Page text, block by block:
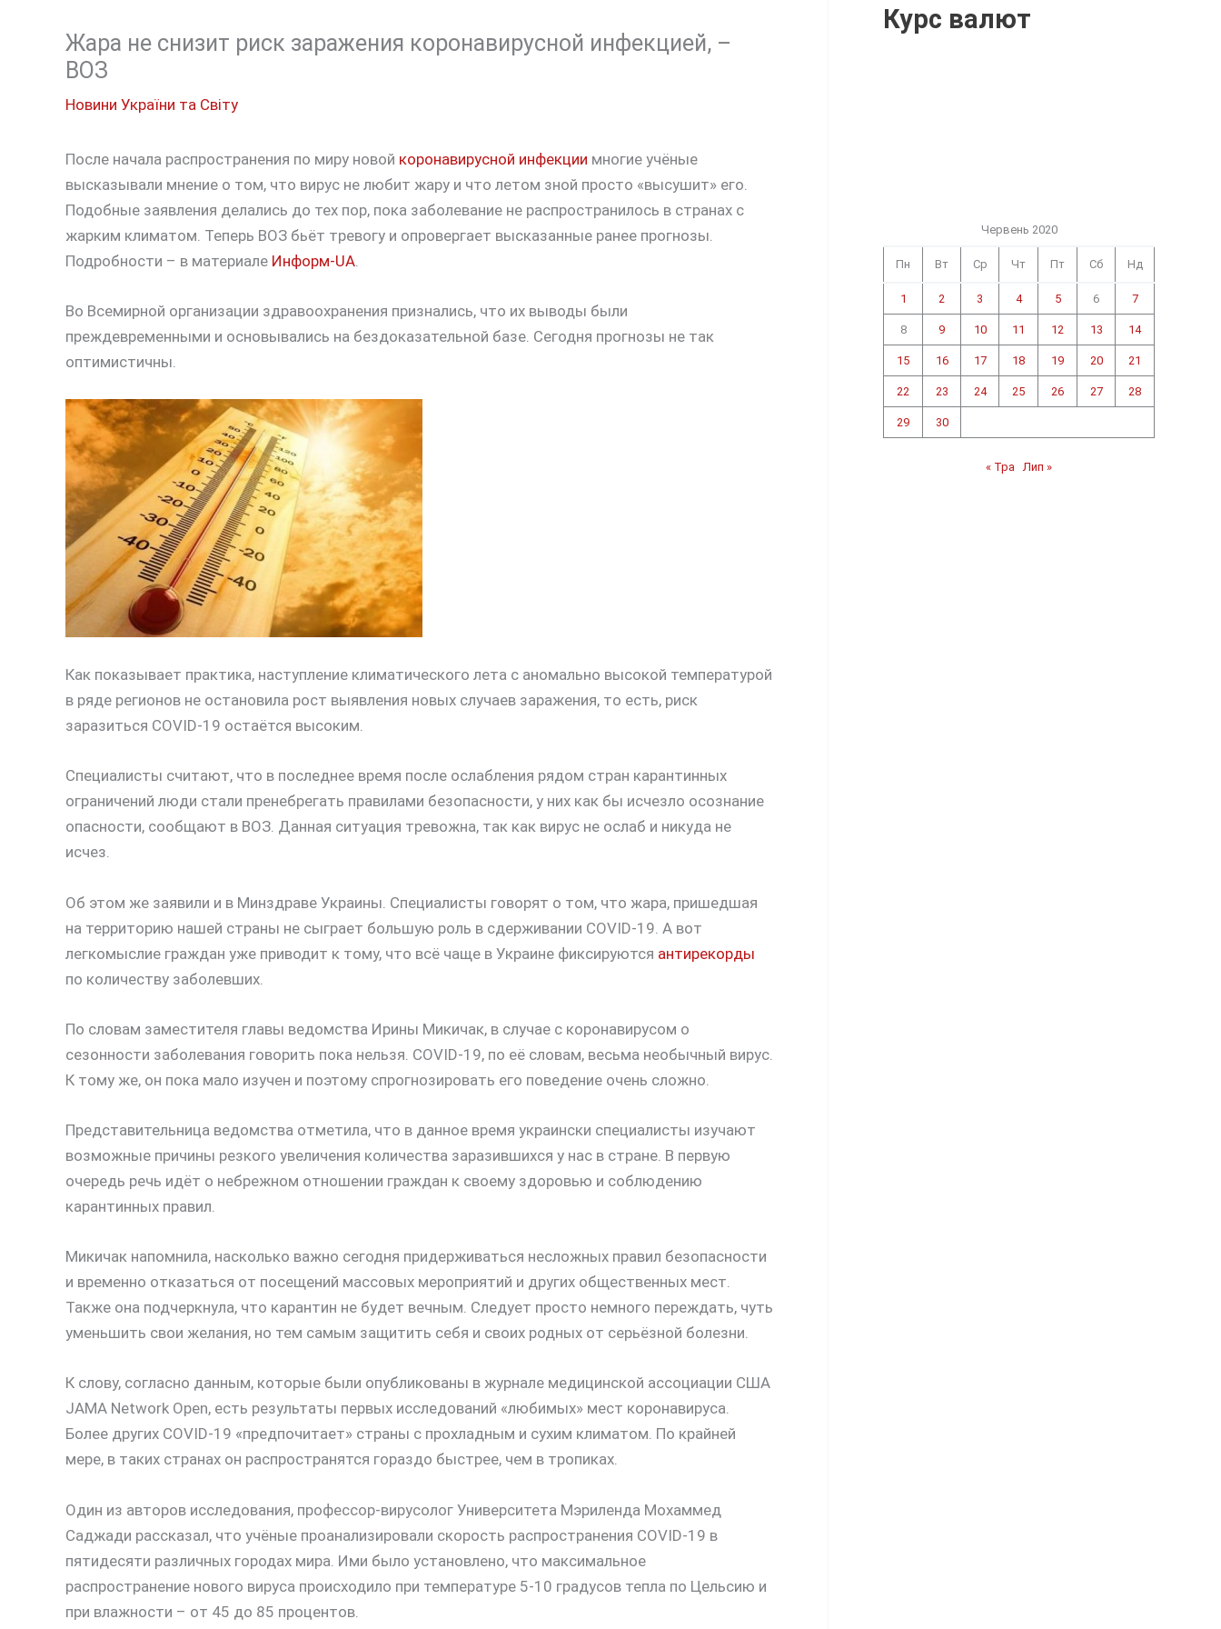
Жара не снизит риск заражения коронавирусной инфекцией, –
ВОЗ
Новини України та Світу
После начала распространения по миру новой коронавирусной инфекции многие учёные
высказывали мнение о том, что вирус не любит жару и что летом зной просто «высушит» его.
Подобные заявления делались до тех пор, пока заболевание не распространилось в странах с
жарким климатом. Теперь ВОЗ бьёт тревогу и опровергает высказанные ранее прогнозы.
Подробности – в материале Информ-UA
Во Всемирной организации здравоохранения признались, что их выводы были
преждевременными и основывались на бездоказательной базе. Сегодня прогнозы не так
оптимистичны.
Как показывает практика, наступление климатического лета с аномально высокой температурой
в ряде регионов не остановила рост выявления новых случаев заражения, то есть, риск
заразиться COVID-19 остаётся высоким.
Специалисты считают, что в последнее время после ослабления рядом стран карантинных
ограничений люди стали пренебрегать правилами безопасности, у них как бы исчезло осознание
опасности, сообщают в ВОЗ. Данная ситуация тревожна, так как вирус не ослаб и никуда не
исчез.
Об этом же заявили и в Минздраве Украины. Специалисты говорят о том, что жара, пришедшая
на территорию нашей страны не сыграет большую роль в сдерживании COVID-19. А вот
легкомыслие граждан уже приводит к тому, что всё чаще в Украине фиксируются антирекорды
по количеству заболевших.
По словам заместителя главы ведомства Ирины Микичак, в случае с коронавирусом о
сезонности заболевания говорить пока нельзя. COVID-19, по её словам, весьма необычный вирус.
К тому же, он пока мало изучен и поэтому спрогнозировать его поведение очень сложно.
Представительница ведомства отметила, что в данное время украински специалисты изучают
возможные причины резкого увеличения количества заразившихся у нас в стране. В первую
очередь речь идёт о небрежном отношении граждан к своему здоровью и соблюдению
карантинных правил.
Микичак напомнила, насколько важно сегодня придерживаться несложных правил безопасности
и временно отказаться от посещений массовых мероприятий и других общественных мест.
Также она подчеркнула, что карантин не будет вечным. Следует просто немного переждать, чуть
уменьшить свои желания, но тем самым защитить себя и своих родных от серьёзной болезни.
К слову, согласно данным, которые были опубликованы в журнале медицинской ассоциации США
JAMA Network Open, есть результаты первых исследований «любимых» мест коронавируса.
Более других COVID-19 «предпочитает» страны с прохладным и сухим климатом. По крайней
мере, в таких странах он распространятся гораздо быстрее, чем в тропиках.
Один из авторов исследования, профессор-вирусолог Университета Мэриленда Мохаммед
Саджади рассказал, что учёные проанализировали скорость распространения COVID-19 в
пятидесяти различных городах мира. Ими было установлено, что максимальное
распространение нового вируса происходило при температуре 5-10 градусов тепла по Цельсию и
при влажности – от 45 до 85 процентов.
Курс валют
Червень 2020
Пн Вт Ср Чт Пт Сб Нд
1 2 3 4 5 6 7
8 9 10 11 12 13 14
15 16 17 18 19 20 21
22 23 24 25 26 27 28
29 30
« Тра Лип »